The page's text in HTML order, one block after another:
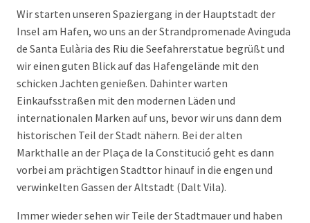
Wir starten unseren Spaziergang in der Hauptstadt der
Insel am Hafen, wo uns an der Strandpromenade Avinguda
de Santa Eulària des Riu die Seefahrerstatue begrüßt und
wir einen guten Blick auf das Hafengelände mit den
schicken Jachten genießen. Dahinter warten
Einkaufsstraßen mit den modernen Läden und
internationalen Marken auf uns, bevor wir uns dann dem
historischen Teil der Stadt nähern. Bei der alten
Markthalle an der Plaça de la Constitució geht es dann
vorbei am prächtigen Stadttor hinauf in die engen und
verwinkelten Gassen der Altstadt (Dalt Vila).
Immer wieder sehen wir Teile der Stadtmauer und haben